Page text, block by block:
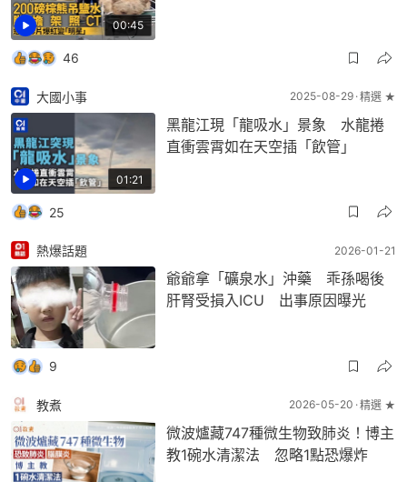
00:45
46
01:21
大國小事 2025-08-29 精選 ★
黑龍江現「龍吸水」景象 水龍捲
直衝雲霄如在天空插「飲管」
25
熱爆話題 2026-01-21
爺爺拿「礦泉水」沖藥 乖孫喝後
肝腎受損入ICU 出事原因曝光
9
教煮 2026-05-20 精選 ★
微波爐藏747種微生物致肺炎！博主
教1碗水清潔法 忽略1點恐爆炸